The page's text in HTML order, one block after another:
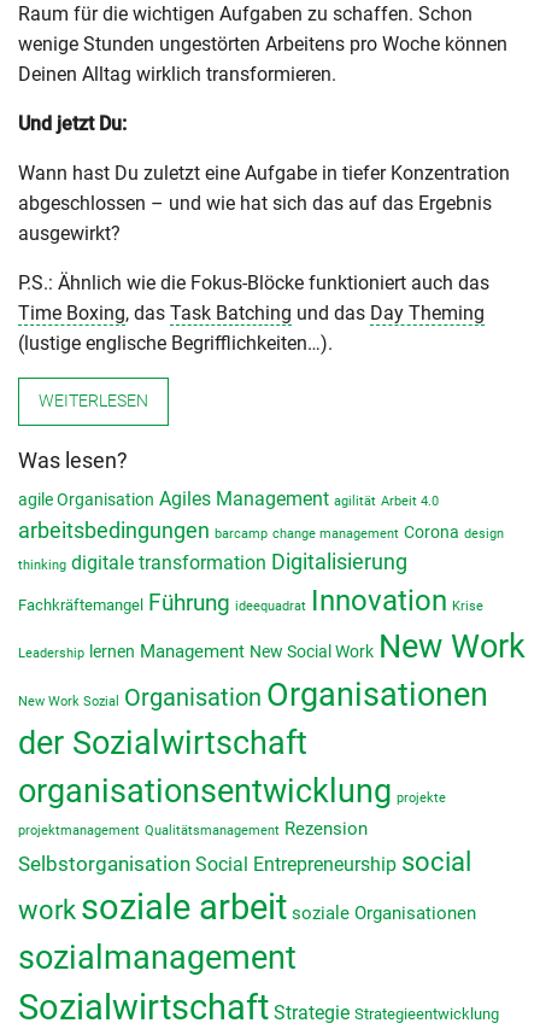
Raum für die wichtigen Aufgaben zu schaffen. Schon
wenige Stunden ungestörten Arbeitens pro Woche können
Deinen Alltag wirklich transformieren.
Und jetzt Du:
Wann hast Du zuletzt eine Aufgabe in tiefer Konzentration
abgeschlossen – und wie hat sich das auf das Ergebnis
ausgewirkt?
P.S.: Ähnlich wie die Fokus-Blöcke funktioniert auch das
Time Boxing, das Task Batching und das Day Theming
(lustige englische Begrifflichkeiten…).
WEITERLESEN
Was lesen?
agile Organisation Agiles Management agilität Arbeit 4.0
arbeitsbedingungen barcamp change management Corona design
thinking digitale transformation Digitalisierung
Fachkräftemangel Führung ideequadrat Innovation Krise
Leadership lernen Management New Social Work New Work
New Work Sozial Organisation Organisationen
der Sozialwirtschaft
organisationsentwicklung projekte
projektmanagement Qualitätsmanagement Rezension
Selbstorganisation Social Entrepreneurship social
work soziale arbeit soziale Organisationen
sozialmanagement
Sozialwirtschaft Strategie Strategieentwicklung